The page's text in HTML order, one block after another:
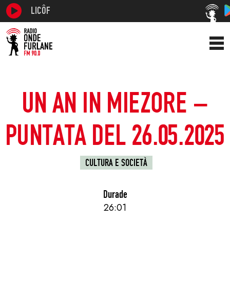
LICÔF
UN AN IN MIEZORE –
PUNTATA DEL 26.05.2025
CULTURA E SOCIETÀ
Durade
26:01